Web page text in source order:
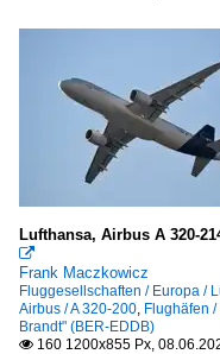
Lufthansa, Airbus A 320-

Frank Maczkowicz
Fluggesellschaften / Europa /
Airbus / A 320-200 Flughäfen
Brandt" (BER-EDDB)
 160 1200x855 Px,